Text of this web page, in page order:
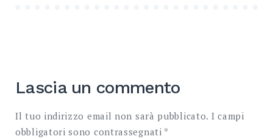
Lascia un commento
Il tuo indirizzo email non sarà pubblicato. I campi
obbligatori sono contrassegnati *